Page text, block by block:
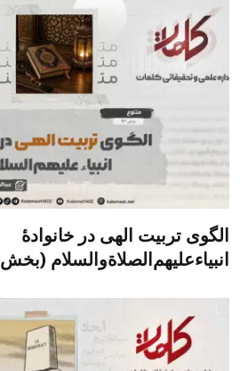
الگوی تربیت الهی در خانوادۀ
انبیاءعلیهم‌الصلاةو‌السلام (بخش ۱۱۳)